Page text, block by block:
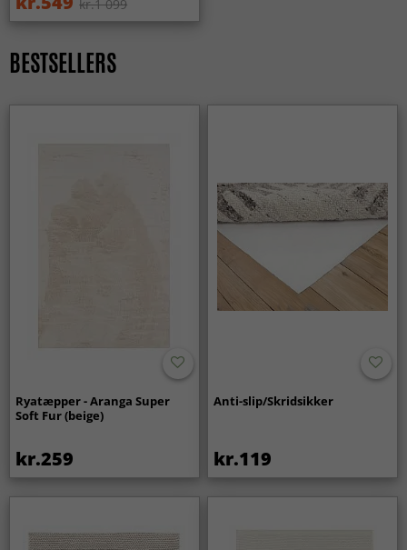
Passer Wilton-tæpper til forskellige indretningsstile?
lige godt i moderne hjem som i klassiske omgivelser.
kr.1 099
BESTSELLERS
Ryatæpper - Aranga Super
Soft Fur (beige)
kr.259
Anti-slip/Skridsikker
kr.119